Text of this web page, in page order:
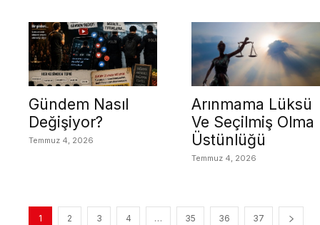
Gündem Nasıl
Değişiyor?
Temmuz 4, 2026
Arınmama Lüksü
Ve Seçilmiş Olma
Üstünlüğü
Temmuz 4, 2026
1 2 3 4 … 35 36 37